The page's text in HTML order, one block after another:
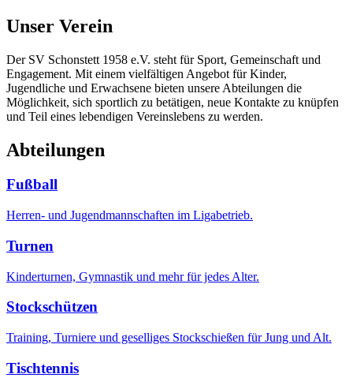
Unser Verein
Der SV Schonstett 1958 e.V. steht für Sport, Gemeinschaft und
Engagement. Mit einem vielfältigen Angebot für Kinder,
Jugendliche und Erwachsene bieten unsere Abteilungen die
Möglichkeit, sich sportlich zu betätigen, neue Kontakte zu knüpfen
und Teil eines lebendigen Vereinslebens zu werden.
Abteilungen
Fußball
Herren- und Jugendmannschaften im Ligabetrieb.
Turnen
Kinderturnen, Gymnastik und mehr für jedes Alter.
Stockschützen
Training, Turniere und geselliges Stockschießen für Jung und Alt.
Tischtennis